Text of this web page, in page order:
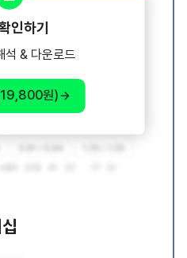
인하기
석 & 다운로드
원)